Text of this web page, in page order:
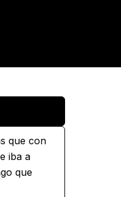
que con
iba a
que